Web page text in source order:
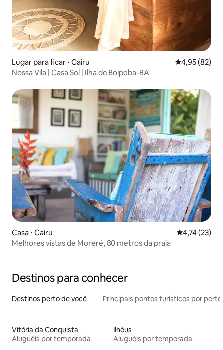
Lugar para ficar ⋅ Cairu 4,95 de uma
4,95 (82)
Nossa Vila | Casa Sol | Ilha de Boipeba-BA
Casa ⋅ Cairu 4,74 de uma
4,74 (23)
Melhores vistas de Moreré, 80 metros da praia
Destinos para conhecer
Destinos perto de você Principais pontos turísticos por perto
Vitória da Conquista
Aluguéis por temporada
Ilhéus
Aluguéis por temporada